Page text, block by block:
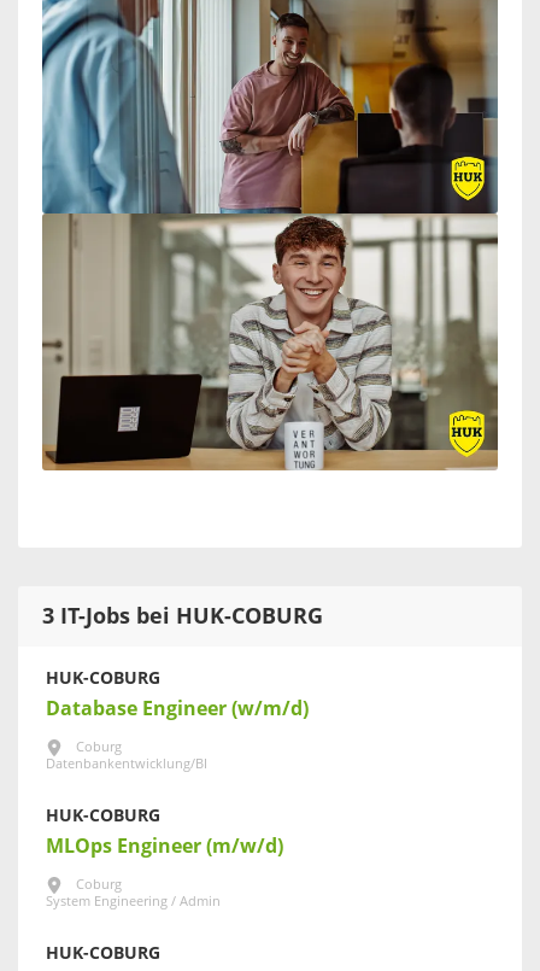
3 IT-Jobs bei HUK-COBURG
HUK-COBURG
Database Engineer (w/m/d)
Coburg
Datenbankentwicklung/BI
HUK-COBURG
MLOps Engineer (m/w/d)
Coburg
System Engineering / Admin
HUK-COBURG